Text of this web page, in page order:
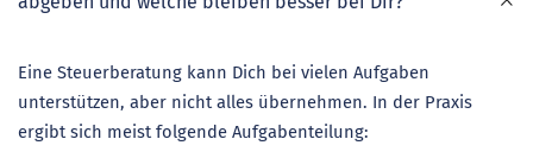
Eine Steuerberatung kann Dich bei vielen Aufgaben
unterstützen, aber nicht alles übernehmen. In der Praxis
ergibt sich meist folgende Aufgabenteilung: